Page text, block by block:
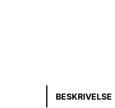
BESKRIVELSE